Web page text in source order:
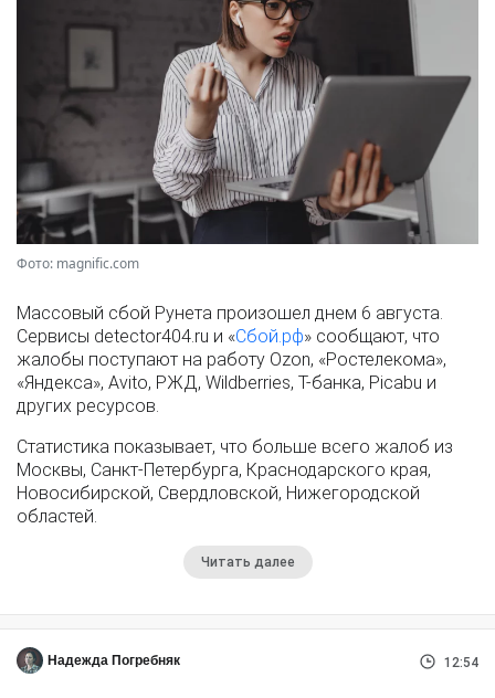
Фото: magnific.com
Массовый сбой Рунета произошел днем 6 августа.
Сервисы detector404.ru и «Сбой.рф» сообщают, что
жалобы поступают на работу Ozon, «Ростелекома»,
«Яндекса», Avito, РЖД, Wildberries, Т-банка, Picabu и
других ресурсов.
Статистика показывает, что больше всего жалоб из
Москвы, Санкт-Петербурга, Краснодарского края,
Новосибирской, Свердловской, Нижегородской
областей.
Читать далее
Надежда Погребняк 12:54